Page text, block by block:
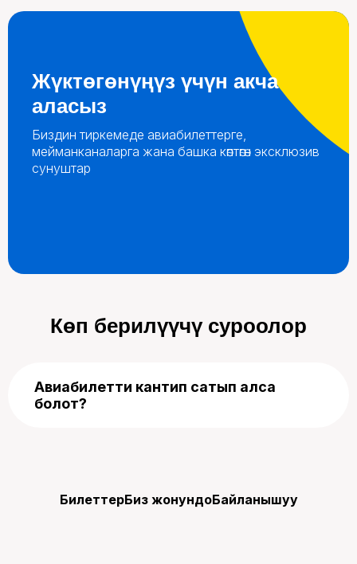
Жүктөгөнүңүз үчүн акча
аласыз
Биздин тиркемеде авиабилеттерге,
мейманканаларга жана башка көптөгөн эксклюзив
сунуштар
Көп берилүүчү суроолор
Авиабилетти кантип сатып алса
болот?
көрүңүз. Ыңгайлуу каттамды тандап, сатып
БилеттерБиз жонундоБайланышуу